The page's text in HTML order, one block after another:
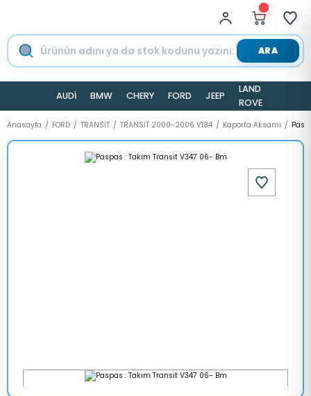
ARA
AUDİ BMW CHERY FORD JEEP
LAND
ROVER
Anasayfa FORD TRANSİT TRANSİT 2000-2006 V184 Kaporta Aksamı